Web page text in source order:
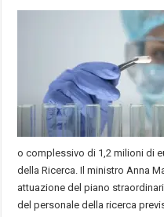
o complessivo di 1,2 milioni di
della Ricerca. Il ministro Anna
attuazione del piano
del personale della ricerca